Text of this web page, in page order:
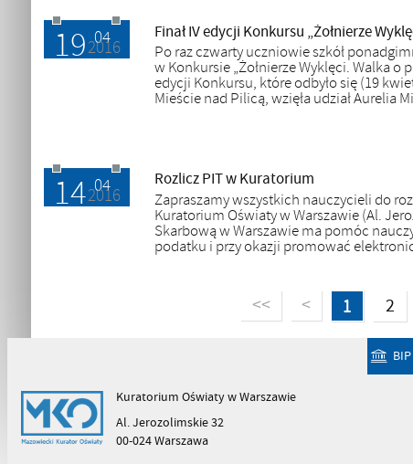
Finał IV edycji Konkursu „Żołnierze
Po raz czwarty uczniowie szkół
w Konkursie „Żołnierze Wyklęci. Walka o
edycji Konkursu, które odbyło się (19
Mieście nad Pilicą, wzięła udział Aurelia
20.04.2016
19 04
2016
Rozlicz PIT w Kuratorium
Zapraszamy wszystkich nauczycieli do
Kuratorium Oświaty w Warszawie (Al.
Skarbową w Warszawie ma pomóc
podatku i przy okazji promować
12.04.2016
14 04
2016
<< < 1 2
Kuratorium Oświaty w Warszawie
Al. Jerozolimskie 32
00-024 Warszawa
BIP